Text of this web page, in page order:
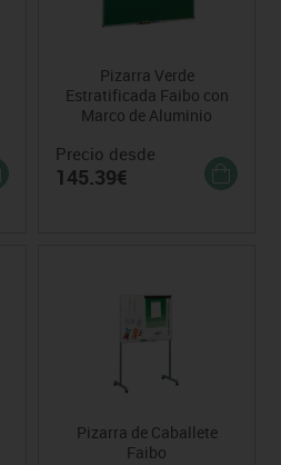
Pizarra Verde
Estratificada Faibo con
Marco de Aluminio
Precio desde
145.39€
Pizarra de Caballete
Faibo